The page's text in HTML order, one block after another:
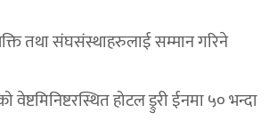
तथा संघसंस्थाहरुलाई सम्मान गरिने
होटल ड्रुरी ईनमा ५० भन्दा